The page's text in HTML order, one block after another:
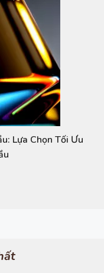
Lựa Chọn Tối Ưu